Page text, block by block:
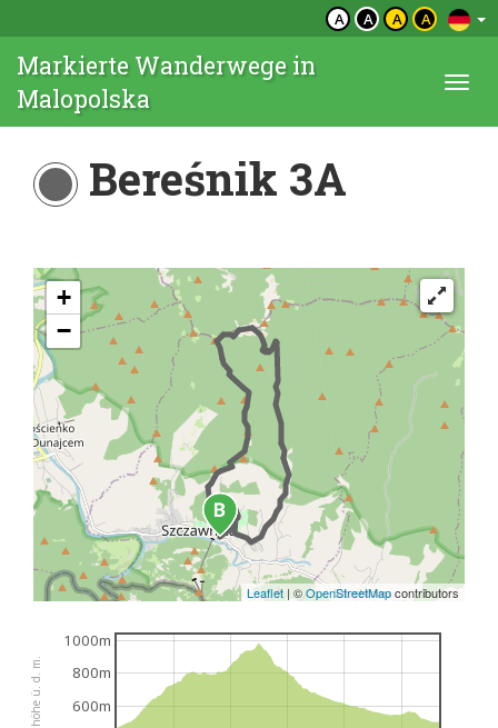
A A A A
Markierte Wanderwege in
Malopolska
Bereśnik 3A
+
−
Leaflet | ©OpenStreetMapcontributors
höhe ü. d. m. 600m
800m
1000m